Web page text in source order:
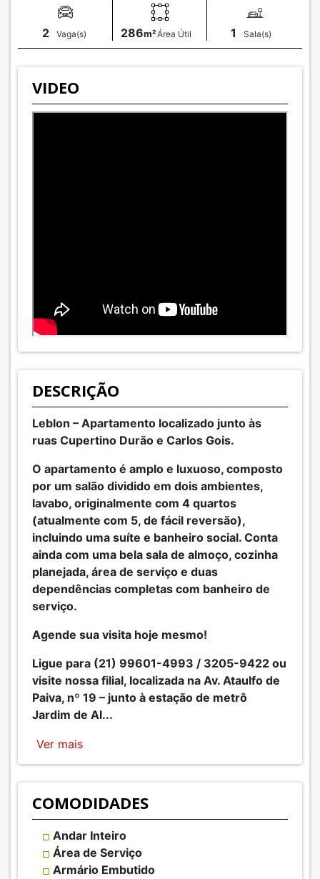
2 Vaga(s) 286m²Área Útil 1 Sala(s)
VIDEO
DESCRIÇÃO
Leblon – Apartamento localizado junto às
ruas Cupertino Durão e Carlos Gois.
O apartamento é amplo e luxuoso, composto
por um salão dividido em dois ambientes,
lavabo, originalmente com 4 quartos
(atualmente com 5, de fácil reversão),
incluindo uma suíte e banheiro social. Conta
ainda com uma bela sala de almoço, cozinha
planejada, área de serviço e duas
dependências completas com banheiro de
serviço.
Agende sua visita hoje mesmo!
Ligue para (21) 99601-4993 / 3205-9422 ou
visite nossa filial, localizada na Av. Ataulfo de
Paiva, nº 19 – junto à estação de metrô
Jardim de Al...
Ver mais
COMODIDADES
Andar Inteiro
Área de Serviço
Armário Embutido